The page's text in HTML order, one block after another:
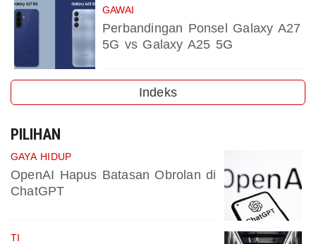
GAWAI
Perbandingan Ponsel Galaxy A27
5G vs Galaxy A25 5G
Indeks
PILIHAN
GAYA HIDUP
OpenAI Hapus Batasan Obrolan di
ChatGPT
TI